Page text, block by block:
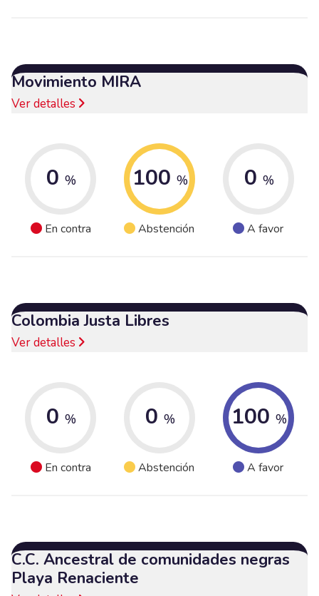
Movimiento MIRA
Ver detalles
0 %
En contra
100 %
Abstención
0 %
A favor
Colombia Justa Libres
Ver detalles
0 %
En contra
0 %
Abstención
100 %
A favor
C.C. Ancestral de comunidades negras
Playa Renaciente